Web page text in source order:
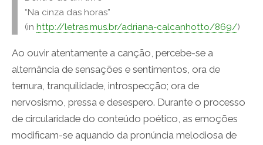
“Na cinza das horas”
(in http://letras.mus.br/adriana-calcanhotto/869/)
Ao ouvir atentamente a canção, percebe-se a
alternância de sensações e sentimentos, ora de
ternura, tranquilidade, introspecção; ora de
nervosismo, pressa e desespero. Durante o processo
de circularidade do conteúdo poético, as emoções
modificam-se aquando da pronúncia melodiosa de